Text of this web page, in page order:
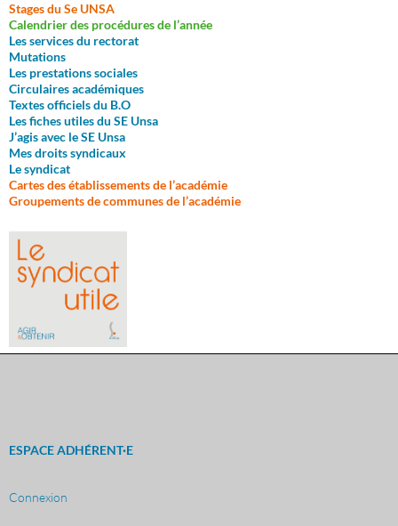
Stages du Se UNSA
Calendrier des procédures de l’année
Les services du rectorat
Mutations
Les prestations sociales
Circulaires académiques
Textes officiels du B.O
Les fiches utiles du SE Unsa
J’agis avec le SE Unsa
Mes droits syndicaux
Le syndicat
Cartes des établissements de l’académie
Groupements de communes de l’académie
ESPACE ADHÉRENT·E
Connexion